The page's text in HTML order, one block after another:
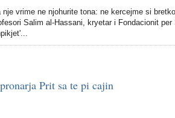
nje vrime ne njohurite tona: ne kercejme si
Salim al-Hassani, kryetar i Fondacionit
Prit sa te pi cajin